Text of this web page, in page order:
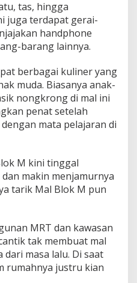
tas, hingga
juga terdapat gerai-
handphone
barang lainnya.
berbagai kuliner yang
muda. Biasanya anak-
nongkrong di mal ini
penat setelah
mata pelajaran di
M kini tinggal
makin menjamurnya
tarik Mal Blok M pun
MRT dan kawasan
tak membuat mal
masa lalu. Di saat
rumahnya justru kian